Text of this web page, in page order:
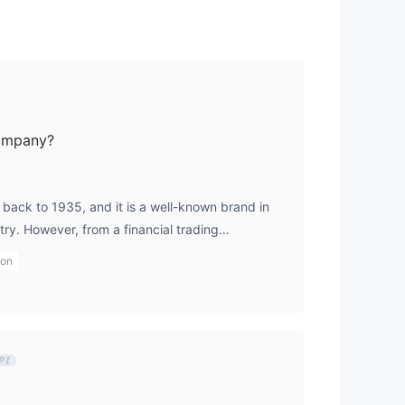
to 1935, and it is a well-known brand in
However, from a financial trading
which introduces a level of risk. Users should